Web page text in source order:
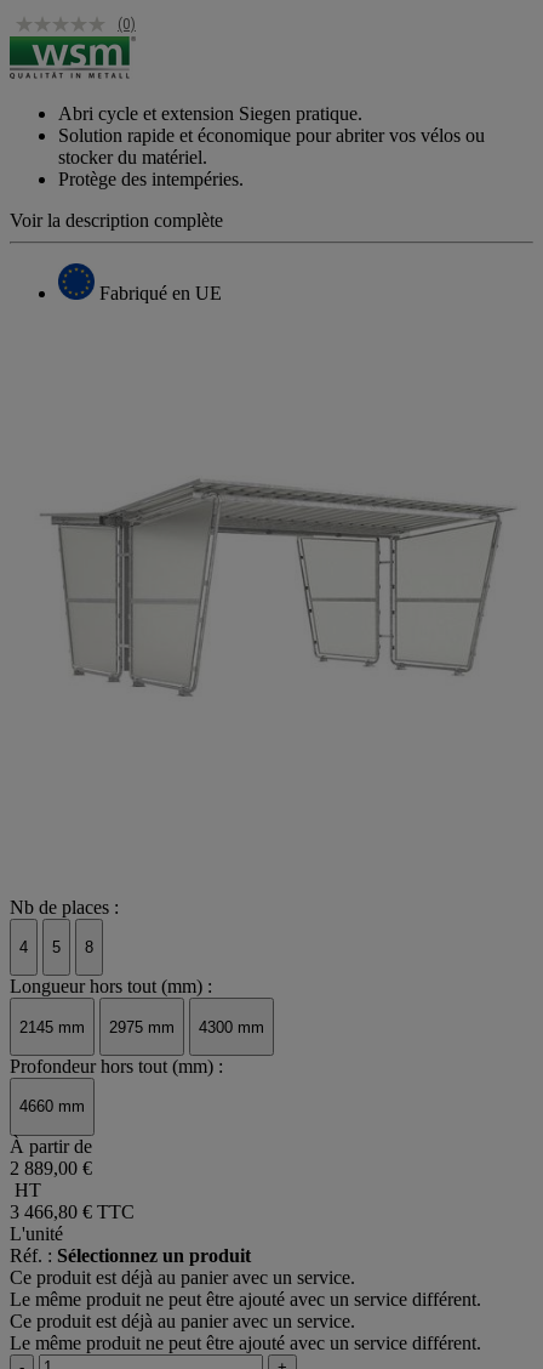
(0)
Abri cycle et extension Siegen pratique.
Solution rapide et économique pour abriter vos vélos ou
stocker du matériel.
Voir la description complète
Nb de places :
Longueur hors tout (mm) :
Profondeur hors tout (mm) :
À partir de
2 889,00 €
HT
3 466,80 €
L'unité
Réf. :Sélectionnez un produit
Ce produit est déjà au panier avec un service.
Le même produit ne peut être ajouté avec un service différent.
Ce produit est déjà au panier avec un service.
Le même produit ne peut être ajouté avec un service différent.